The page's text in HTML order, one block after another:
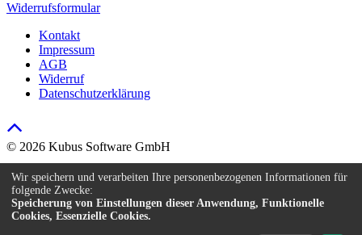
Widerrufsformular
Kontakt
Impressum
AGB
Widerruf
Datenschutzerklärung
© 2026 Kubus Software GmbH
Kontakt
Impressum
AGB
Widerruf
Wir speichern und verarbeiten Ihre personenbezogenen Informationen für
folgende Zwecke:
Speicherung von Einstellungen dieser Anwendung, Funktionelle
Cookies, Essenzielle Cookies.